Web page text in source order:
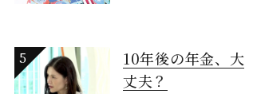
5
10年後の年金、大
丈夫？